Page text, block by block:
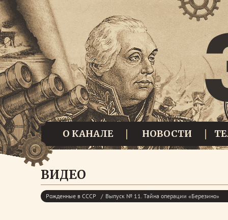
О КАНАЛЕ НОВОСТИ
ВИДЕО
Рожденные в СССР Выпуск № 11. Тайна операции «Березино»